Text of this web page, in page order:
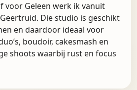
voor Geleen werk ik vanuit
Die studio is geschikt
en daardoor ideaal voor
boudoir, cakesmash en
shoots waarbij rust en focus